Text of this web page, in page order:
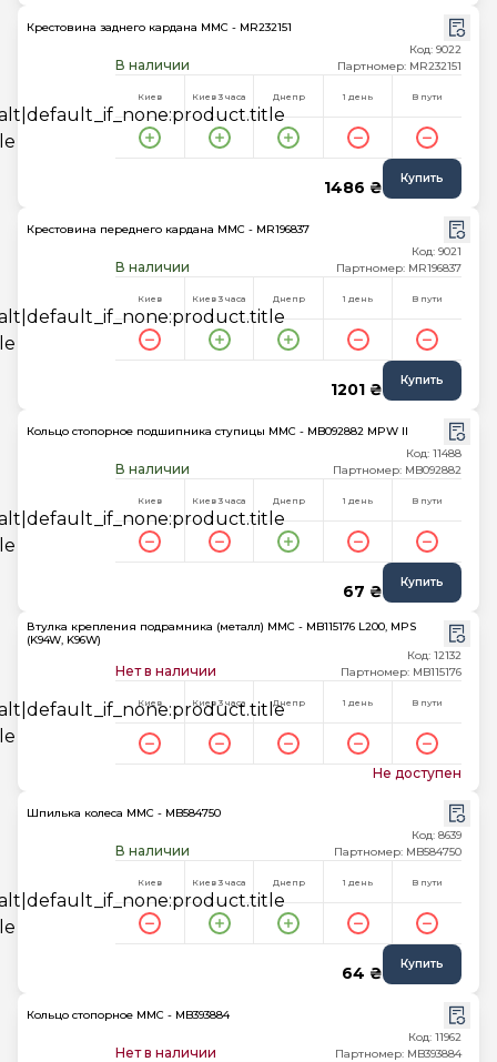
Крестовина заднего кардана MMC - MR232151
В наличии
Код: 9022
Партномер: MR232151
Киев Киев 3 часа Днепр 1 день В пути
1486 ₴ Купить
Крестовина переднего кардана MMC - MR196837
В наличии
Код: 9021
Партномер: MR196837
Киев Киев 3 часа Днепр 1 день В пути
1201 ₴ Купить
Кольцо стопорное подшипника ступицы MMC - MB092882 MPW II
В наличии
Код: 11488
Партномер: MB092882
Киев Киев 3 часа Днепр 1 день В пути
67 ₴ Купить
Втулка крепления подрамника (металл) MMC - MB115176 L200, MPS
(K94W, K96W)
Нет в наличии
Код: 12132
Партномер: MB115176
Киев Киев 3 часа Днепр 1 день В пути
Не доступен
Шпилька колеса MMC - MB584750
В наличии
Код: 8639
Партномер: MB584750
Киев Киев 3 часа Днепр 1 день В пути
64 ₴ Купить
Кольцо стопорное MMC - MB393884
Нет в наличии
Код: 11962
Партномер: MB393884